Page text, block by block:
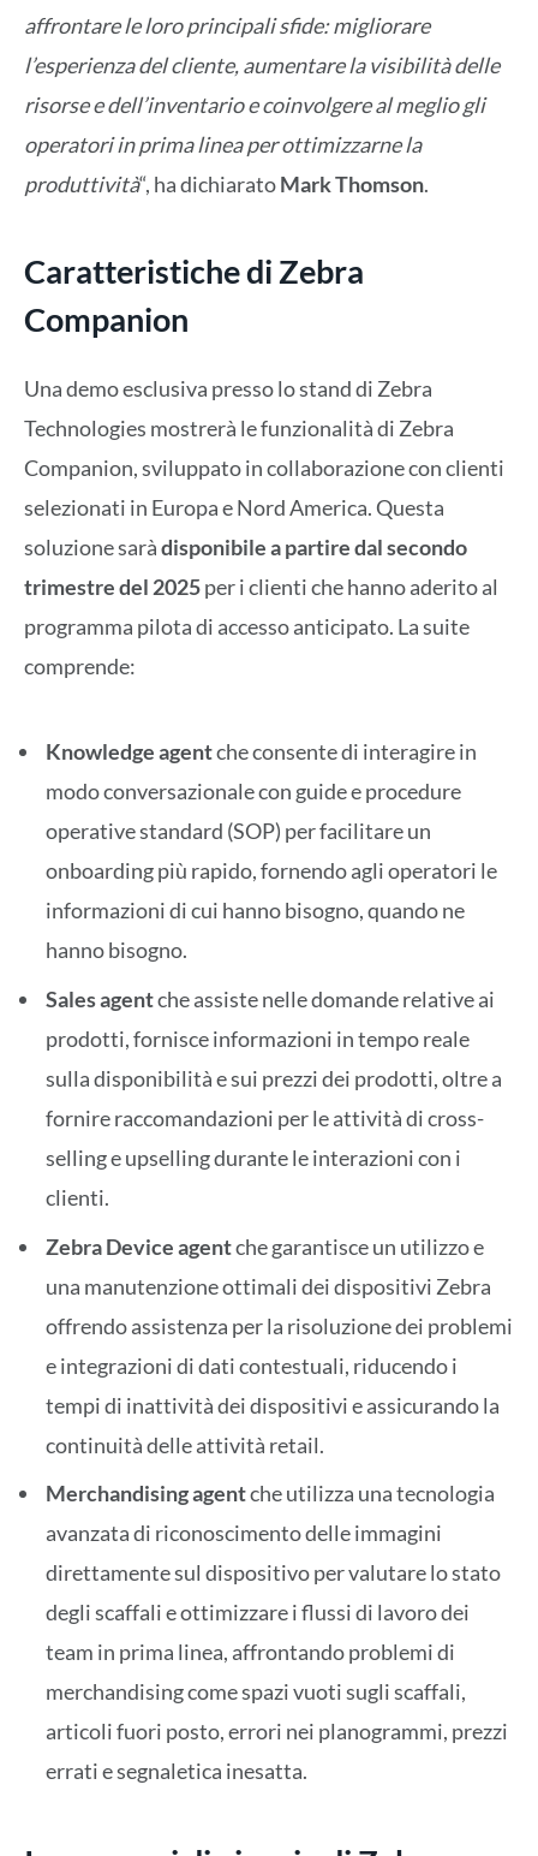
affrontare le loro principali sfide: migliorare
l’esperienza del cliente, aumentare la visibilità delle
risorse e dell’inventario e coinvolgere al meglio gli
operatori in prima linea per ottimizzarne la
produttività“, ha dichiaratoMark Thomson.
Caratteristiche di Zebra
Companion
Una demo esclusiva presso lo stand di Zebra
Technologies mostrerà le funzionalità di Zebra
Companion, sviluppato in collaborazione con clienti
selezionati in Europa e Nord America. Questa
soluzione saràdisponibile a partire dal secondo
trimestre del 2025per i clienti che hanno aderito al
programma pilota di accesso anticipato. La suite
comprende:
Knowledge agentche consente di interagire in
modo conversazionale con guide e procedure
operative standard (SOP) per facilitare un
onboarding più rapido, fornendo agli operatori le
informazioni di cui hanno bisogno, quando ne
hanno bisogno.
Sales agentche assiste nelle domande relative ai
prodotti, fornisce informazioni in tempo reale
sulla disponibilità e sui prezzi dei prodotti, oltre a
fornire raccomandazioni per le attività di cross-
selling e upselling durante le interazioni con i
clienti.
Zebra Device agentche garantisce un utilizzo e
una manutenzione ottimali dei dispositivi Zebra
offrendo assistenza per la risoluzione dei problemi
e integrazioni di dati contestuali, riducendo i
tempi di inattività dei dispositivi e assicurando la
continuità delle attività retail.
Merchandising agentche utilizza una tecnologia
avanzata di riconoscimento delle immagini
direttamente sul dispositivo per valutare lo stato
degli scaffali e ottimizzare i flussi di lavoro dei
team in prima linea, affrontando problemi di
merchandising come spazi vuoti sugli scaffali,
articoli fuori posto, errori nei planogrammi, prezzi
errati e segnaletica inesatta.